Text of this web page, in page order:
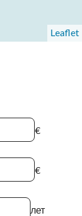
Leaflet
€
€
лет